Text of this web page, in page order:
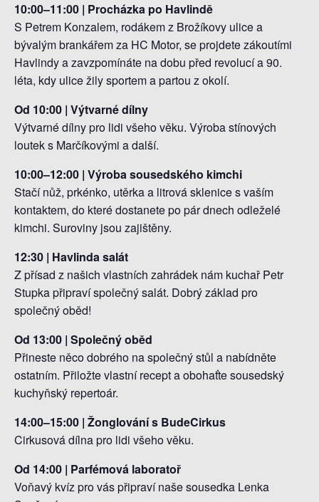
10:00–11:00 | Procházka po Havlindě
S Petrem Konzalem, rodákem z Brožíkovy ulice a
bývalým brankářem za HC Motor, se projdete zákoutími
Havlindy a zavzpomínáte na dobu před revolucí a 90.
léta, kdy ulice žily sportem a partou z okolí.
Od 10:00 | Výtvarné dílny
Výtvarné dílny pro lidi všeho věku. Výroba stínových
loutek s Marčíkovými a další.
10:00–12:00 | Výroba sousedského kimchi
Stačí nůž, prkénko, utěrka a litrová sklenice s vaším
kontaktem, do které dostanete po pár dnech odleželé
kimchi. Suroviny jsou zajištěny.
12:30 | Havlinda salát
Z přísad z našich vlastních zahrádek nám kuchař Petr
Stupka připraví společný salát. Dobrý základ pro
společný oběd!
Od 13:00 | Společný oběd
Přineste něco dobrého na společný stůl a nabídněte
ostatním. Přiložte vlastní recept a obohaťte sousedský
kuchyňský repertoár.
14:00–15:00 | Žonglování s BudeCirkus
Cirkusová dílna pro lidi všeho věku.
Od 14:00 | Parfémová laboratoř
Voňavý kvíz pro vás připraví naše sousedka Lenka